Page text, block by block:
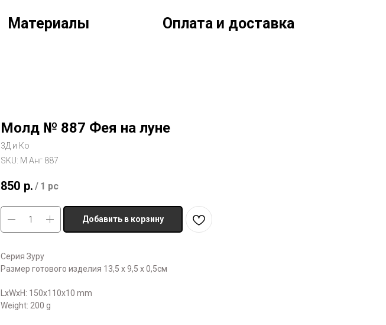
Материалы Оплата и доставка
Молд № 887 Фея на луне
3Д и Ко
SKU: М Анг 887
850 р. / 1 pc
Добавить в корзину
Серия Зуру
Размер готового изделия 13,5 х 9,5 х 0,5см
LxWxH: 150x110x10 mm
Weight: 200 g